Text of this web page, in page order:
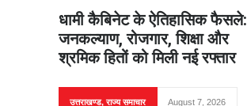
धामी कैबिनेट के ऐतिहासिक फैसले:
जनकल्याण, रोजगार, शिक्षा और
श्रमिक हितों को मिली नई रफ्तार
उत्तराखण्ड,राज्य समाचार August 7, 2026